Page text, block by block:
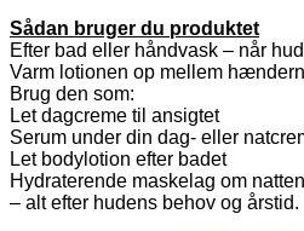
Sådan bruger du produktet
Efter bad eller håndvask – når
Varm lotionen op mellem
Brug den som:
Let dagcreme til ansigtet
Serum under din dag‑ eller
Let bodylotion efter badet
Hydraterende maskelag om natten
– alt efter hudens behov og årstid.